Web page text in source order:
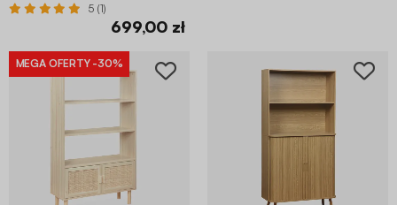
5 (1)
699,00 zł
MEGA OFERTY -30%